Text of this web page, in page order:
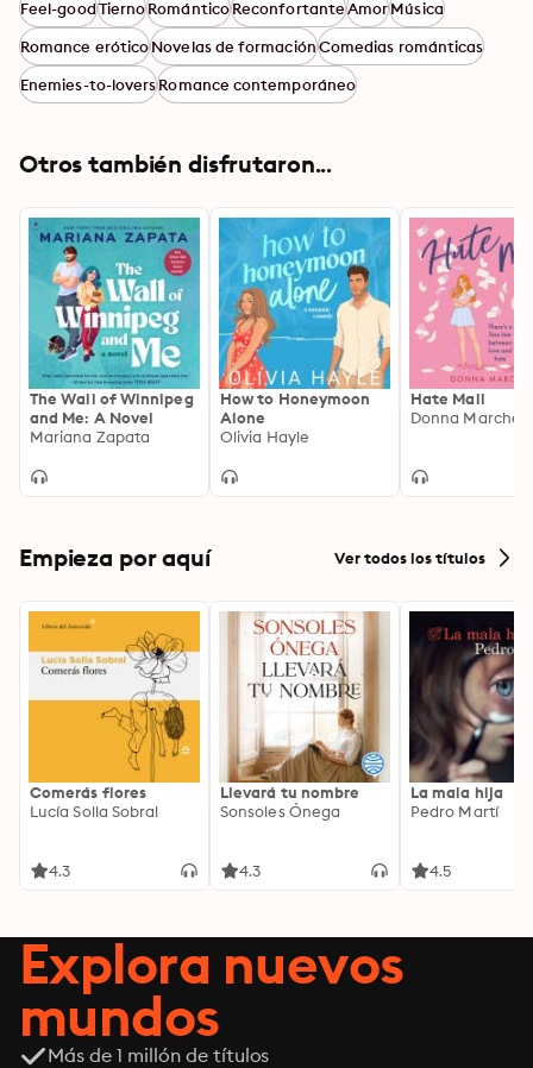
Feel-goodTiernoRománticoReconfortanteAmorMúsica
Romance eróticoNovelas de formaciónComedias románticas
Enemies-to-loversRomance contemporáneo
Otros también disfrutaron...
The Wall of Winnipeg
and Me: A Novel
Mariana Zapata
How to Honeymoon
Alone
Olivia Hayle
Hate Mail
Donna
Empieza por aquí Ver todos los títulos
Comerás flores
Lucía Solla Sobral
4.3
Llevará tu nombre
Sonsoles Ónega
4.3
La mala hija
Pedro Martí
4.5
Explora nuevos
mundos
Más de 1 millón de títulos